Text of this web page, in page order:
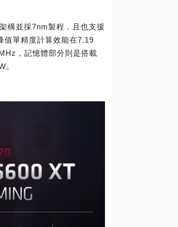
構並採7nm製程，且也支援
值單精度計算效能在7.19
，記憶體部分則是搭載
。